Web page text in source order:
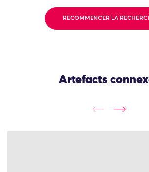
RECOMMENCER LA
Artefacts